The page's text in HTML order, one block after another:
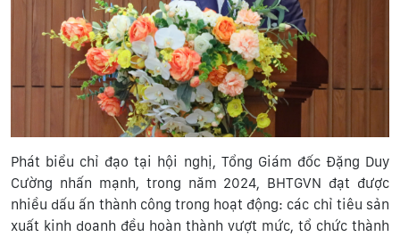
Phát biểu chỉ đạo tại hội nghị, Tổng Giám đốc Đặng Duy
Cường nhấn mạnh, trong năm 2024, BHTGVN đạt được
nhiều dấu ấn thành công trong hoạt động: các chỉ tiêu sản
xuất kinh doanh đều hoàn thành vượt mức, tổ chức thành